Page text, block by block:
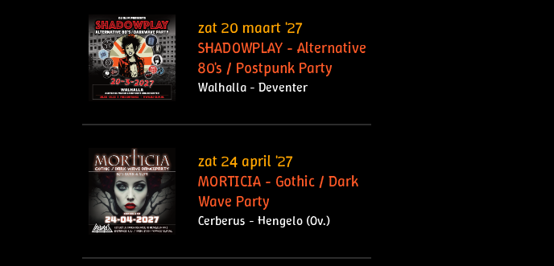
zat 20 maart '27
SHADOWPLAY - Alternative
80's / Postpunk Party
Walhalla - Deventer
zat 24 april '27
MORTICIA - Gothic / Dark
Wave Party
Cerberus - Hengelo (Ov.)